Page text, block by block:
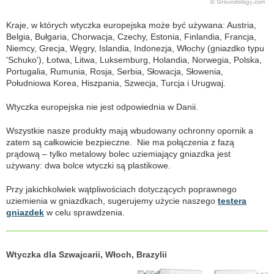
Kraje, w których wtyczka europejska może być używana: Austria,
Belgia, Bułgaria, Chorwacja, Czechy, Estonia, Finlandia, Francja,
Niemcy, Grecja, Węgry, Islandia, Indonezja, Włochy (gniazdko typu
'Schuko'), Łotwa, Litwa, Luksemburg, Holandia, Norwegia, Polska,
Portugalia, Rumunia, Rosja, Serbia, Słowacja, Słowenia,
Południowa Korea, Hiszpania, Szwecja, Turcja i Urugwaj.
Wtyczka europejska nie jest odpowiednia w Danii.
Wszystkie nasze produkty mają wbudowany ochronny opornik a
zatem są całkowicie bezpieczne. Nie ma połączenia z fazą
prądową – tylko metalowy bolec uziemiający gniazdka jest
używany: dwa bolce wtyczki są plastikowe.
Przy jakichkolwiek wątpliwościach dotyczących poprawnego
uziemienia w gniazdkach, sugerujemy użycie naszego testera
gniazdek w celu sprawdzenia.
Wtyczka dla Szwajcarii, Włoch, Brazylii